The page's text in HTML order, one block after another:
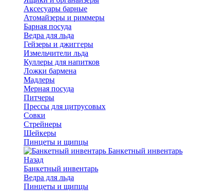
Аксесуары барные
Атомайзеры и риммеры
Барная посуда
Ведра для льда
Гейзеры и джиггеры
Измельчители льда
Куллеры для напитков
Ложки бармена
Мадлеры
Мерная посуда
Питчеры
Прессы для цитрусовых
Совки
Стрейнеры
Шейкеры
Пинцеты и щипцы
Банкетный инвентарь
Назад
Банкетный инвентарь
Ведра для льда
Пинцеты и щипцы